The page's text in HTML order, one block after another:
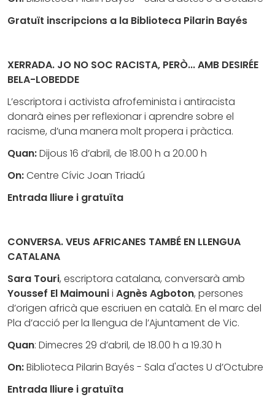
Gratuït inscripcions a la Biblioteca Pilarin Bayés
XERRADA. JO NO SOC RACISTA, PERÒ... AMB DESIRÉE
BELA-LOBEDDE
L’escriptora i activista afrofeminista i antiracista
donarà eines per reflexionar i aprendre sobre el
racisme, d’una manera molt propera i pràctica.
Quan:Dijous 16 d’abril, de 18.00 h a 20.00 h
On:Centre Cívic Joan Triadú
Entrada lliure i gratuïta
CONVERSA. VEUS AFRICANES TAMBÉ EN LLENGUA
CATALANA
Sara Touri, escriptora catalana, conversarà amb
Youssef El Maimounii Agnès Agboton, persones
d’origen africà que escriuen en català. En el marc del
Pla d’acció per la llengua de l’Ajuntament de Vic.
Quan: Dimecres 29 d’abril, de 18.00 h a 19.30 h
On:Biblioteca Pilarin Bayés - Sala d'actes U d’Octubre
Entrada lliure i gratuïta